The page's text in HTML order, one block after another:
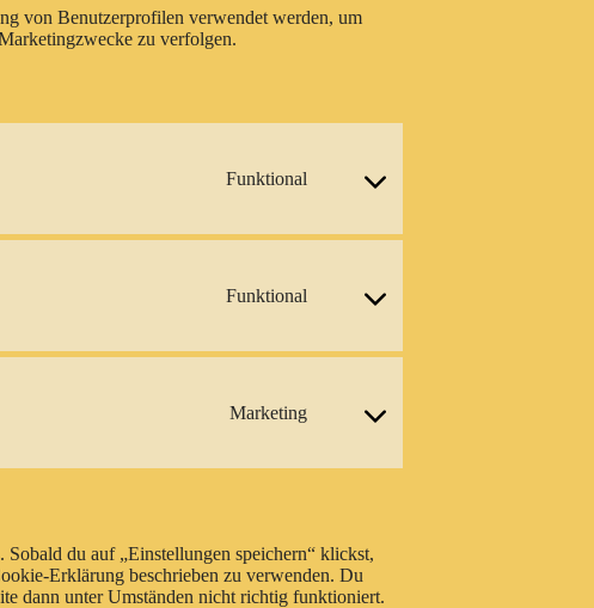
von Benutzerprofilen verwendet werden, um
zu verfolgen.
Funktional
Consent
service
Funktional
Consent
service
Marketing
Consent
service
du auf „Einstellungen speichern“ klickst,
Erklärung beschrieben zu verwenden. Du
dann unter Umständen nicht richtig funktioniert.